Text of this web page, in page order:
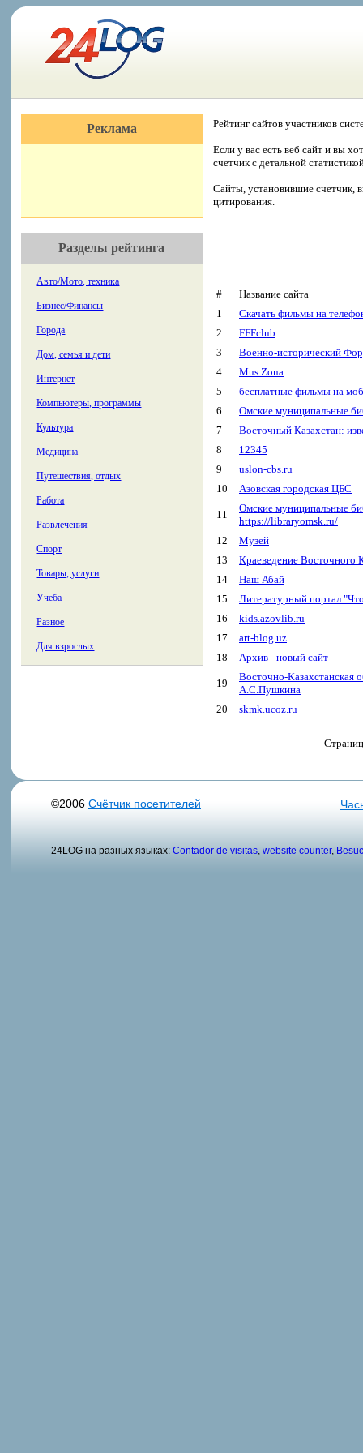
Реклама
Разделы рейтинга
Авто/Мото, техника
Бизнес/Финансы
Города
Дом, семья и дети
Интернет
Компьютеры, программы
Культура
Медицина
Путешествия, отдых
Работа
Развлечения
Спорт
Товары, услуги
Учеба
Разное
Для взрослых
Рейтинг сайтов участников
Если у вас есть веб сайт и вы
счетчик с детальной
Сайты, установившие счетчик,
цитирования.
#
Название сайта
1
Скачать фильмы на
2
FFFclub
3
Военно-исторический
4
Mus Zona
5
бесплатные фильмы на
6
Омские муниципальные
7
Восточный Казахстан:
8
12345
9
uslon-cbs.ru
10
Азовская городская ЦБС
11
Омские муниципальные
https://libraryomsk.ru/
12
Музей
13
Краеведение Восточного
14
Наш Абай
15
Литературный портал
16
kids.azovlib.ru
17
art-blog.uz
18
Архив - новый сайт
19
Восточно-Казахстанская
А.С.Пушкина
20
skmk.ucoz.ru
©2006 Счётчик посетителей
24LOG на разных языках: Contador de visitas website counter,